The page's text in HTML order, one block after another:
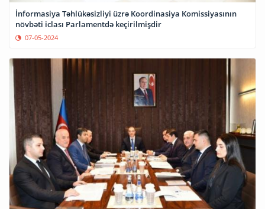
İnformasiya Təhlükəsizliyi üzrə Koordinasiya Komissiyasının
növbəti iclası Parlamentdə keçirilmişdir
07-05-2024